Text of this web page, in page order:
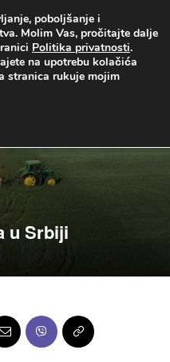
u Srbiji
poboljšanje i
Molim Vas, pročitajte dalje
Politika privatnosti.
na upotrebu kolačića
stranica rukuje mojim